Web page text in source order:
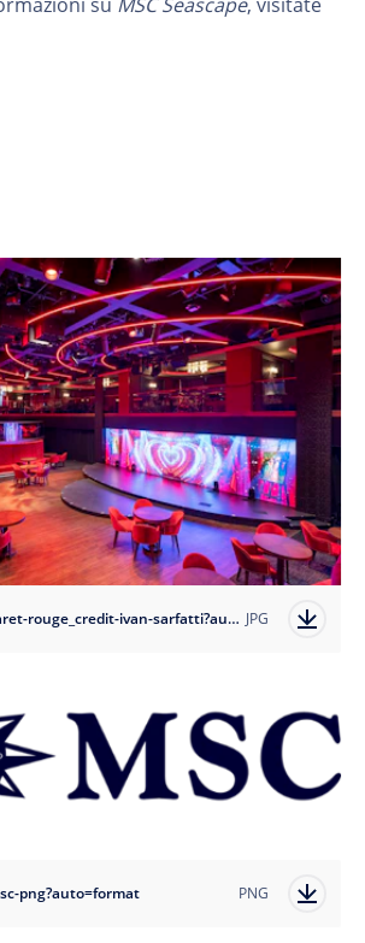
1664356213-le-cabaret-rouge_credit-ivan-sarfatti?auto=format JPG
png?auto=format PNG